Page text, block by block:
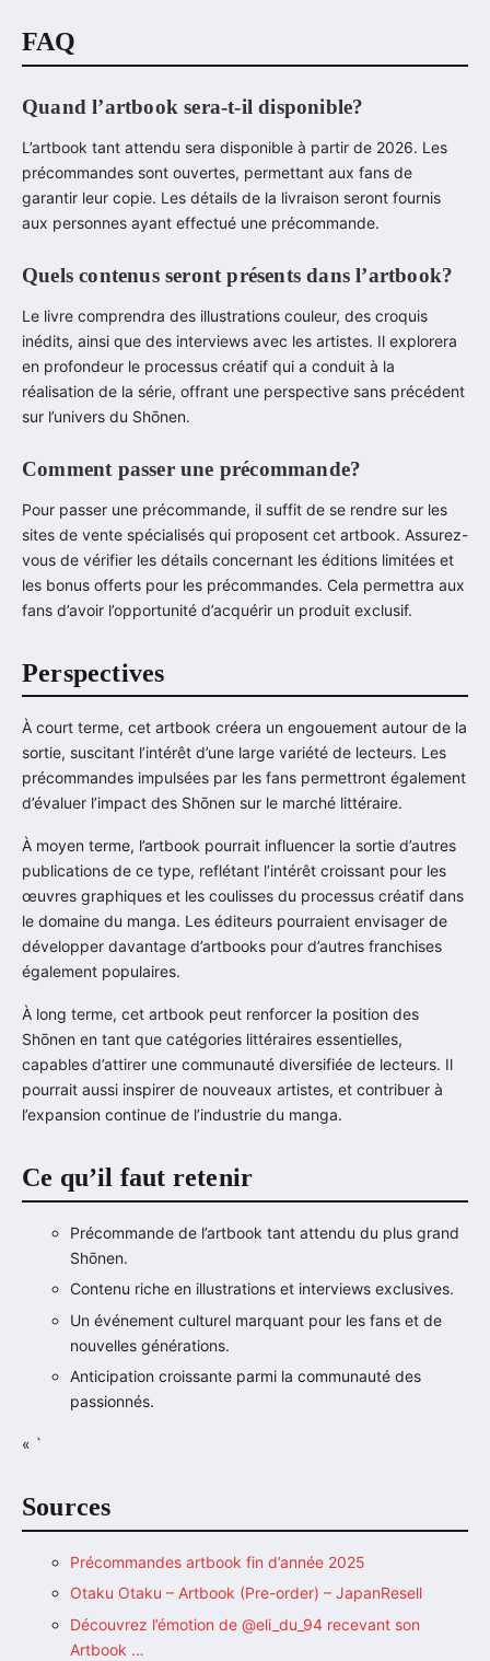
FAQ
Quand l’artbook sera-t-il disponible?
L’artbook tant attendu sera disponible à partir de 2026. Les
précommandes sont ouvertes, permettant aux fans de
garantir leur copie. Les détails de la livraison seront fournis
aux personnes ayant effectué une précommande.
Quels contenus seront présents dans l’artbook?
Le livre comprendra des illustrations couleur, des croquis
inédits, ainsi que des interviews avec les artistes. Il explorera
en profondeur le processus créatif qui a conduit à la
réalisation de la série, offrant une perspective sans précédent
sur l’univers du Shōnen.
Comment passer une précommande?
Pour passer une précommande, il suffit de se rendre sur les
sites de vente spécialisés qui proposent cet artbook. Assurez-
vous de vérifier les détails concernant les éditions limitées et
les bonus offerts pour les précommandes. Cela permettra aux
fans d’avoir l’opportunité d’acquérir un produit exclusif.
Perspectives
À court terme, cet artbook créera un engouement autour de la
sortie, suscitant l’intérêt d’une large variété de lecteurs. Les
précommandes impulsées par les fans permettront également
d’évaluer l’impact des Shōnen sur le marché littéraire.
À moyen terme, l’artbook pourrait influencer la sortie d’autres
publications de ce type, reflétant l’intérêt croissant pour les
œuvres graphiques et les coulisses du processus créatif dans
le domaine du manga. Les éditeurs pourraient envisager de
développer davantage d’artbooks pour d’autres franchises
également populaires.
À long terme, cet artbook peut renforcer la position des
Shōnen en tant que catégories littéraires essentielles,
capables d’attirer une communauté diversifiée de lecteurs. Il
pourrait aussi inspirer de nouveaux artistes, et contribuer à
l’expansion continue de l’industrie du manga.
Ce qu’il faut retenir
Précommande de l’artbook tant attendu du plus grand
Shōnen.
Contenu riche en illustrations et interviews exclusives.
Un événement culturel marquant pour les fans et de
nouvelles générations.
Anticipation croissante parmi la communauté des
passionnés.
« `
Sources
Précommandes artbook fin d’année 2025
Otaku Otaku – Artbook (Pre-order) – JapanResell
Découvrez l’émotion de @eli_du_94 recevant son
Artbook …